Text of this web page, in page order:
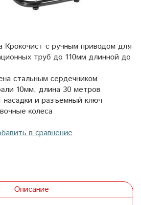
Крокочист с ручным приводом для
труб до 110мм длинной до
стальным сердечником
10мм, длина 30 метров
насадки и разъемный ключ
колеса
в сравнение
Описание